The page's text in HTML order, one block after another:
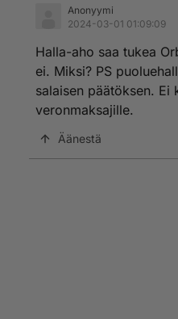
Anonyymi
2024-03-01 01:09:09
Halla-aho saa tukea
ei. Miksi? PS
salaisen päätöksen. Ei
veronmaksajille.
Äänestä